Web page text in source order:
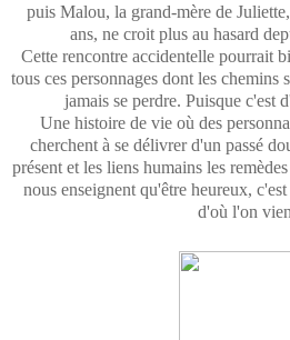
puis Malou, la grand-mère de
ans, ne croit plus au hasard
Cette rencontre accidentelle pourrait
tous ces personnages dont les chemins
jamais se perdre. Puisque c'est
Une histoire de vie où des
cherchent à se délivrer d'un passé
présent et les liens humains les
nous enseignent qu'être heureux,
d'où l'on